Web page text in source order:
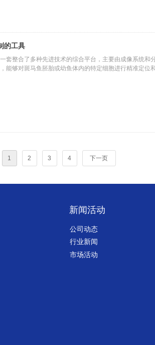
的工具
套整合了多种先进技术的综合平台，主要由成像系统
能够对斑马鱼胚胎或幼鱼体内的特定细胞进行精准定
像，记录细胞的运动轨迹和形态变化，实现长时程动态观
1 2 3 4 下一页
新闻活动
公司动态
行业新闻
市场活动